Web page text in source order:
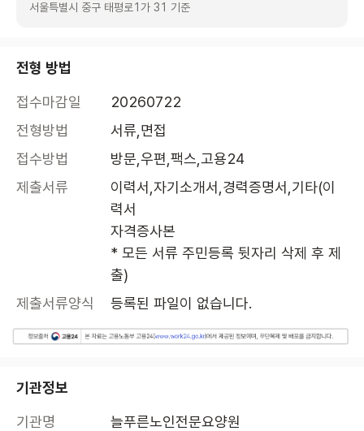
서울특별시 중구 태평로1가 31 기준
전형 방법
접수마감일
20260722
전형방법
서류,면접
접수방법
방문,우편,팩스,고용24
제출서류
이력서,자기소개서,경력증명서,기타(이
력서
자격증사본
* 모든 서류 주민등록 뒷자리 삭제 후 제
출)
제출서류양식
등록된 파일이 없습니다.
기관정보
기관명
늘푸른노인전문요양원